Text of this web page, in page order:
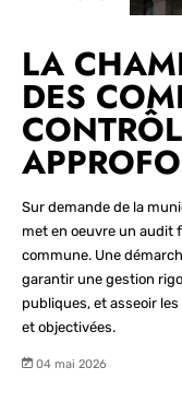
LA
DES
Sur demande de la
met en oeuvre un audit
commune. Une
garantir une gestion
publiques, et asseoir
et objectivées.
04 mai 2026